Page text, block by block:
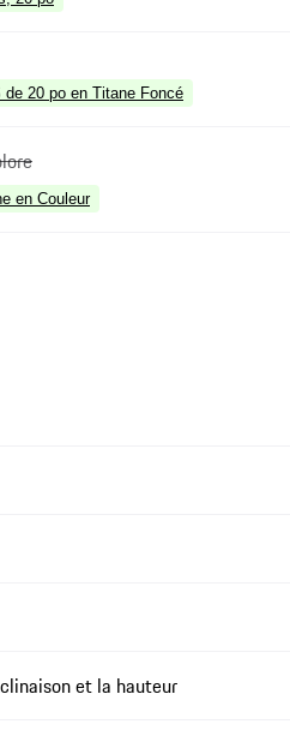
20 po en Titane Foncé
en Couleur
et la hauteur